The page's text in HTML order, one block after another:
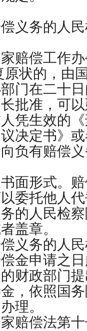
义务的人民
赔偿工作
状的，由
门在二十
批准，可
凭生效的《
决定书》
负有赔偿
面形式。
委托他人
的人民检
盖章。
义务的人民
金申请之
财政部门
，依照国
理。
赔偿法第十